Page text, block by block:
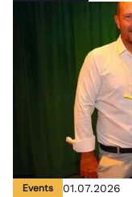
Events 01.07.2026